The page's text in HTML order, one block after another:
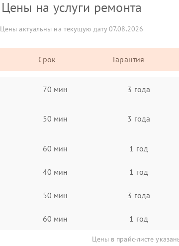
Цены на услуги ремонта
Цены актуальны на текущую дату 07.08.2026
Срок Гарантия
70 мин 3 года
50 мин 3 года
60 мин 1 год
40 мин 1 год
50 мин 3 года
60 мин 1 год
Цены в прайс-листе